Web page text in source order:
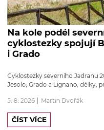
Na kole podél
cyklostezky spojují
i Grado
Cyklostezky severního Jadranu
Jesolo, Grado a Lignano, délky,
5. 8. 2026 Martin Dvořák
ČÍST VÍCE